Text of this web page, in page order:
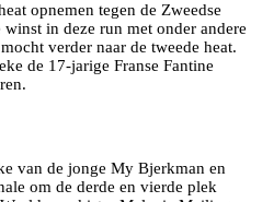
opnemen tegen de Zweedse
in deze run met onder andere
verder naar de tweede heat.
de 17-jarige Franse Fantine
van de jonge My Bjerkman en
om de derde en vierde plek